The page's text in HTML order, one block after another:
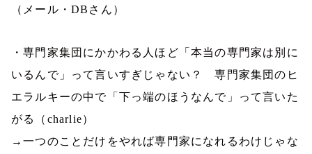
（メール・ DB さん）
・専門家集団にかかわる人ほど「本当の専門家は別に
いるんで」って言いすぎじゃない？専門家集団のヒ
エラルキーの中で「下っ端のほうなんで」って言いた
がる（ charlie）
→一つのことだけをやれば専門家になれるわけじゃな